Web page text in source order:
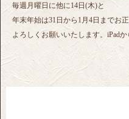
毎週月曜日に他に14日(木)と
年末年始は31日から1月4日までお
よろしくお願いいたします。iPad